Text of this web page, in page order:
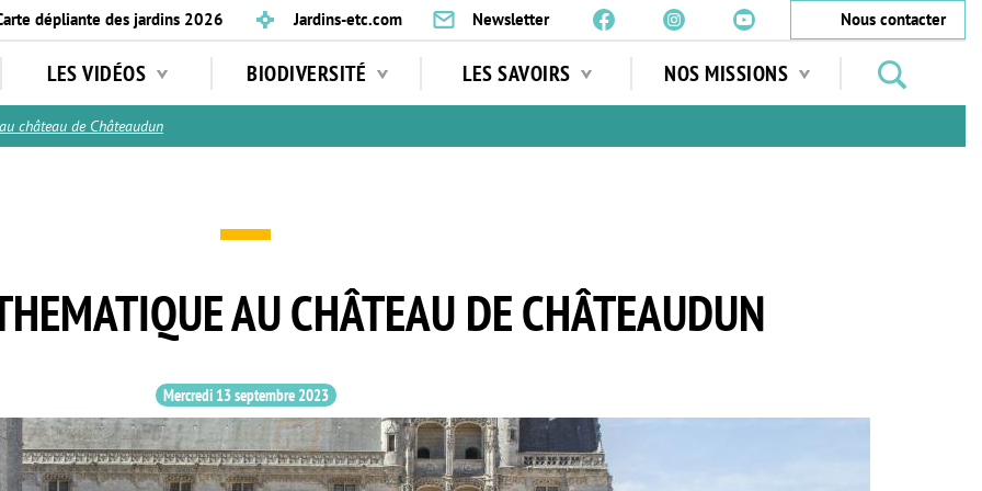
dépliante des jardins 2026 Jardins-etc.com Newsletter
Nous contacter
LES VIDÉOS BIODIVERSITÉ LES SAVOIRS NOS MISSIONS
jardins
château de Châteaudun
AU CHÂTEAU DE CHÂTEAUDUN
Mercredi 13 septembre 2023